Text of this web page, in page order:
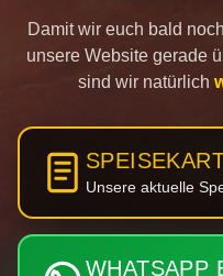
Damit wir euch bald
unsere Website gerade
sind wir natürlich
Unsere aktuelle
WHATSAPP